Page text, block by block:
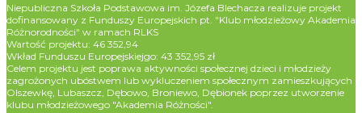
Niepubliczna Szkoła Podstawowa im. Józefa Blechacza realizuje projekt
dofinansowany z Funduszy Europejskich pt. "Klub młodzieżowy Akademia
Różnorodności" w ramach RLKS
Wartość projektu: 46 352,94
Wkład Funduszu Europejskiejgo: 43 352,95 zł
Celem projektu jest poprawa aktywności społecznej dzieci i młodzieży
zagrożonych ubóstwem lub wykluczeniem społecznym zamieszkujących
Olszewkę, Lubaszcz, Dębowo, Broniewo, Dębionek poprzez utworzenie
klubu młodzieżowego "Akademia Różności".